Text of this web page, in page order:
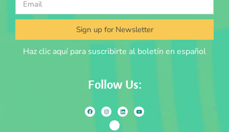
Sign up for Newsletter
Haz clic aquí para suscribirte al boletín en español
Follow Us: